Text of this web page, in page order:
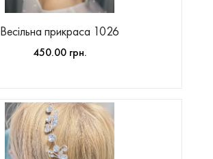
Весільна прикраса 1026
450.00 грн.